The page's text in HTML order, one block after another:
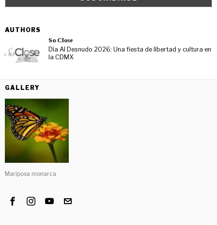
AUTHORS
So Close
Día Al Desnudo 2026: Una fiesta de libertad y cultura en
la CDMX
GALLERY
Mariposa monarca